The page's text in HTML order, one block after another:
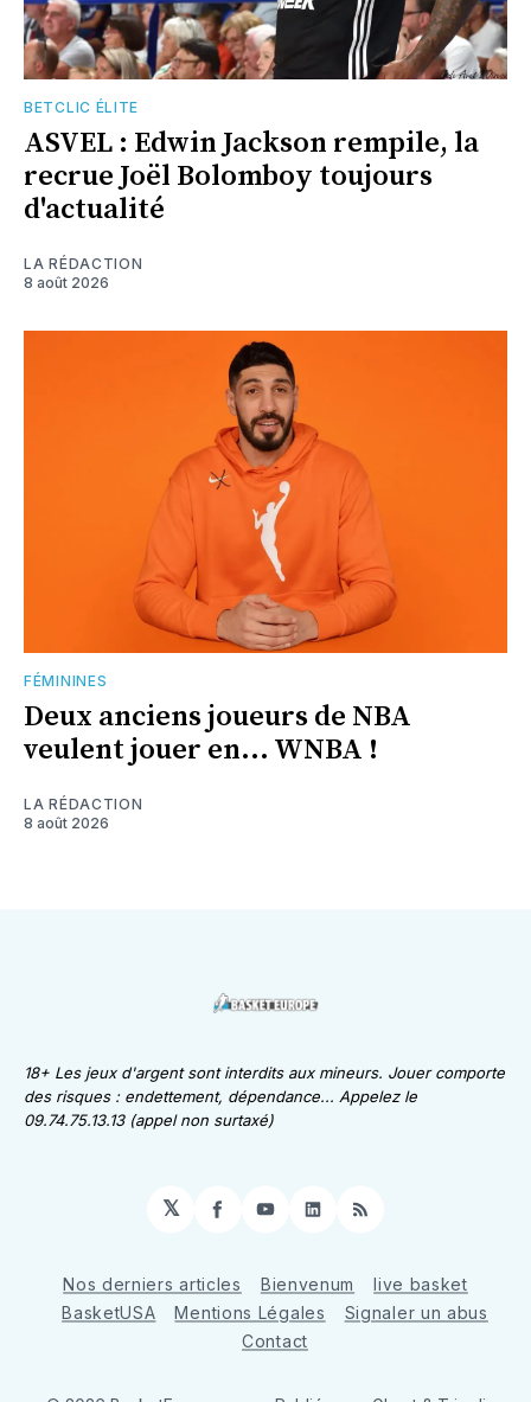
BETCLIC ÉLITE
ASVEL : Edwin Jackson rempile, la
recrue Joël Bolomboy toujours
d'actualité
LA RÉDACTION
8 août 2026
FÉMININES
Deux anciens joueurs de NBA
veulent jouer en... WNBA !
LA RÉDACTION
8 août 2026
18+ Les jeux d'argent sont interdits aux mineurs. Jouer comporte
des risques : endettement, dépendance... Appelez le
09.74.75.13.13 (appel non surtaxé)
𝕏 Facebook
YouTube
LinkedIn
RSS
Nos derniers articles Bienvenum
live basket
BasketUSA
Mentions Légales
Signaler un abus
Contact